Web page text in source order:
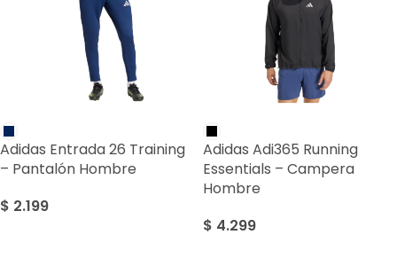
Adidas Entrada 26 Training
– Pantalón Hombre
$ 2.199
Adidas Adi365 Running
Essentials – Campera
Hombre
$ 4.299